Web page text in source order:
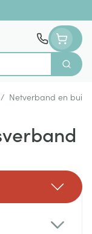
Zoek
/ Netverband en